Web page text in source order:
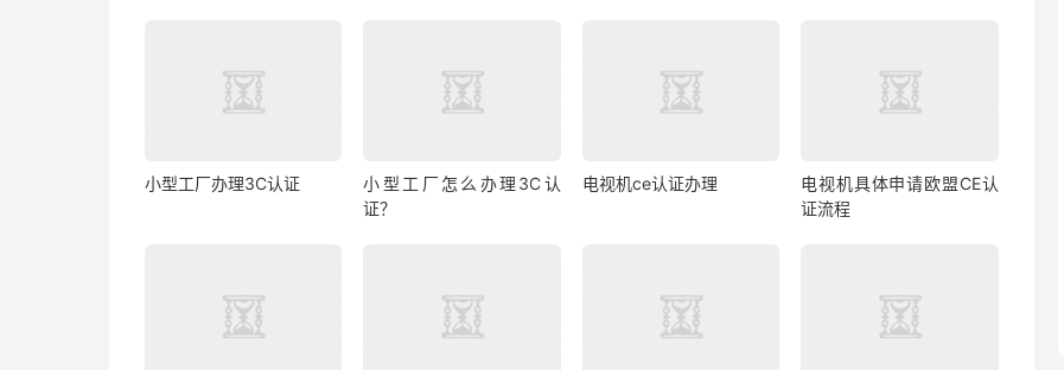
小型工厂办理3C认证
小型工厂怎么办理3C认
证？
电视机ce认证办理
电视机具体申请欧盟CE认
证流程